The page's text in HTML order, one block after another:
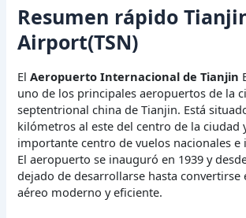
Resumen rápido
Airport(TSN)
ElAeropuerto Internacional de Tianjin
uno de los principales aeropuertos de la
septentrional china de Tianjin. Está
kilómetros al este del centro de la ciudad
importante centro de vuelos nacionales e
El aeropuerto se inauguró en 1939 y
dejado de desarrollarse hasta convertirse
aéreo moderno y eficiente.